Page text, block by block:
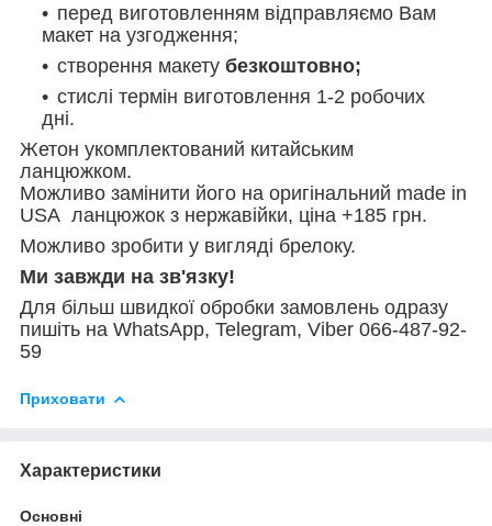
перед виготовленням відправляємо Вам
макет на узгодження;
створення макету безкоштовно;
стислі термін виготовлення 1-2 робочих
дні.
Жетон укомплектований китайським
ланцюжком.
Можливо замінити його на оригінальний made in
USA ланцюжок з нержавійки, ціна +185 грн.
Можливо зробити у вигляді брелоку.
Ми завжди на зв'язку!
Для більш швидкої обробки замовлень одразу
пишіть на WhatsApp, Telegram, Viber 066-487-92-
59
Приховати
Характеристики
Основні